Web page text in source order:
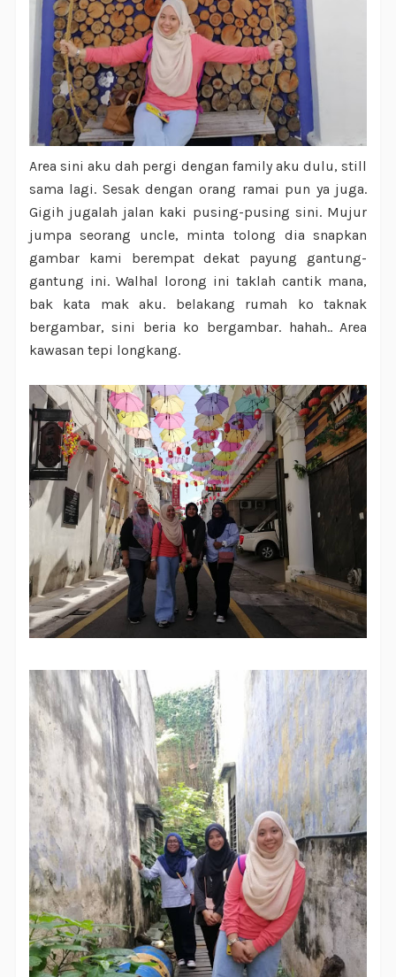
Area sini aku dah pergi dengan family aku dulu, still
sama lagi. Sesak dengan orang ramai pun ya juga.
Gigih jugalah jalan kaki pusing-pusing sini. Mujur
jumpa seorang uncle, minta tolong dia snapkan
gambar kami berempat dekat payung gantung-
gantung ini. Walhal lorong ini taklah cantik mana,
bak kata mak aku. belakang rumah ko taknak
bergambar, sini beria ko bergambar. hahah.. Area
kawasan tepi longkang.